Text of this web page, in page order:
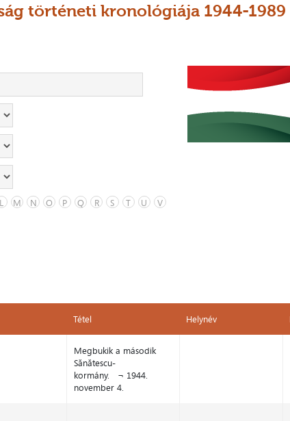
történeti kronológiája 1944-1989
L M N O P Q R S T U
V
Tétel Helynév
Megbukik a második
Sănătescu-
kormány. ¬ 1944.
november 4.